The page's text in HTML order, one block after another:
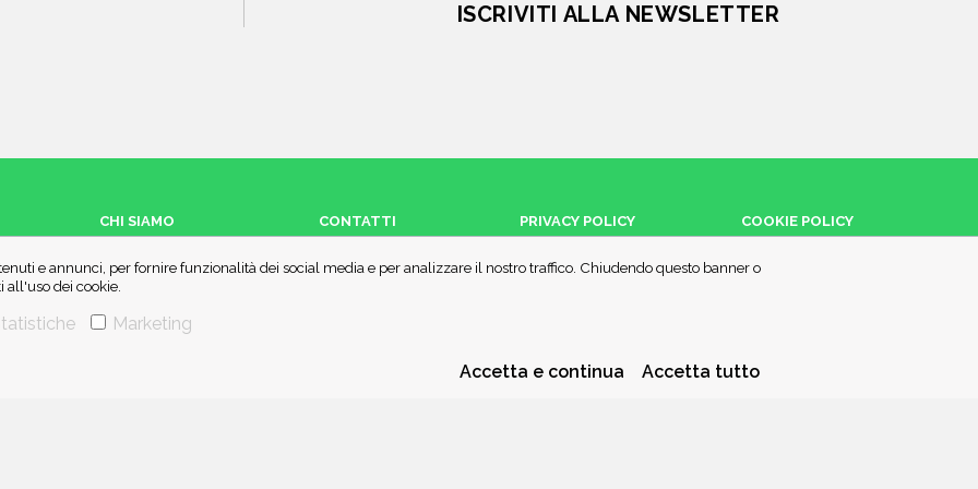
e annunci, per fornire funzionalità dei social media e per analizzare il nostro traffico. Chiudendo questo banner o
dei cookie.
Marketing
Accetta e continua Accetta tutto
ISCRIVITI ALLA NEWSLETTER
CHI SIAMO CONTATTI PRIVACY POLICY COOKIE POLICY